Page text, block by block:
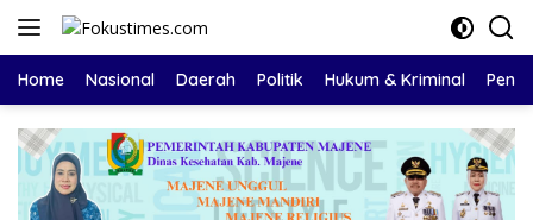
Langsung
Home Nasional Daerah Politik Hukum & Kriminal